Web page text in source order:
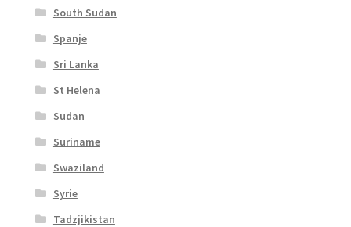
South Sudan
Spanje
Sri Lanka
St Helena
Sudan
Suriname
Swaziland
Syrie
Tadzjikistan